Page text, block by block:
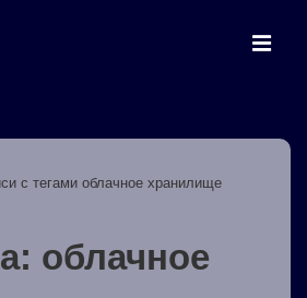
с тегами облачное хранилище
облачное